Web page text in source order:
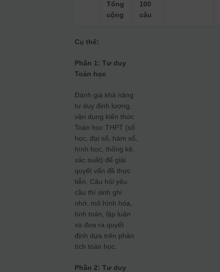
Tổng
cộng
100
câu
Cụ thể:
Phần 1: Tư duy
Toán học
Đánh giá khả năng
tư duy định lượng,
vận dụng kiến thức
Toán học THPT (số
học, đại số, hàm số,
hình học, thống kê,
xác suất) để giải
quyết vấn đề thực
tiễn. Câu hỏi yêu
cầu thí sinh ghi
nhớ, mô hình hóa,
tính toán, lập luận
và đưa ra quyết
định dựa trên phân
tích toán học.
Phần 2: Tư duy